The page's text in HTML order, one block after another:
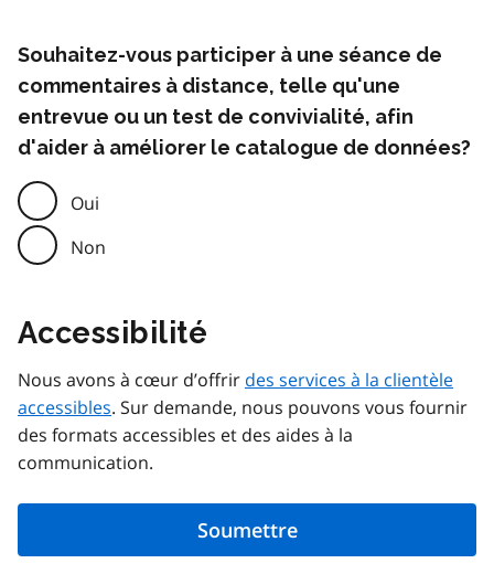
Souhaitez-vous participer à une séance de
commentaires à distance, telle qu'une
entrevue ou un test de convivialité, afin
d'aider à améliorer le catalogue de données?
Oui
Non
Accessibilité
Nous avons à cœur d’offrir des services à la clientèle
accessibles. Sur demande, nous pouvons vous fournir
des formats accessibles et des aides à la
communication.